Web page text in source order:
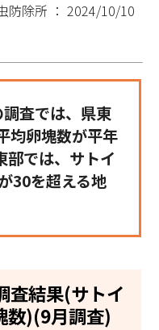
防除所 ： 2024/10/10
査では、県東
均卵塊数が平年
部では、サトイ
30を超える地
査結果(サトイ
数)(9月調査)